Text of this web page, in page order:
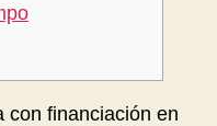
con financiación en